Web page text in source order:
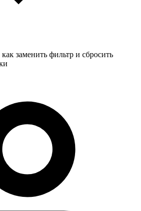
заменить фильтр и сбросить